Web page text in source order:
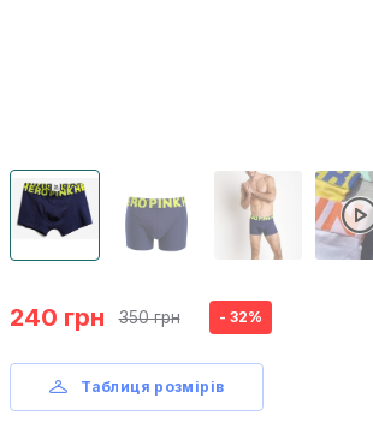
240 грн 350 грн - 32%
Таблиця розмірів